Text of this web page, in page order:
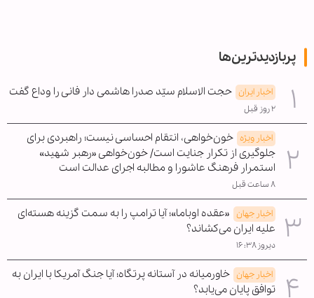
پربازدیدترین‌ها
اخبار ایران حجت الاسلام سیّد صدرا هاشمی دار فانی را وداع گفت
۲ روز قبل
اخبار ویژه خون‌خواهی، انتقام احساسی نیست؛ راهبردی برای
جلوگیری از تکرار جنایت است/ خون‌خواهی «رهبر شهید»
استمرار فرهنگ عاشورا و مطالبه اجرای عدالت است
۸ ساعت قبل
اخبار جهان «عقده اوباما»؛ آیا ترامپ را به سمت گزینه هسته‌ای
علیه ایران می‌کشاند؟
دیروز ۱۶:۳۸
اخبار جهان خاورمیانه در آستانه پرتگاه؛ آیا جنگ آمریکا با ایران به
توافق پایان می‌یابد؟